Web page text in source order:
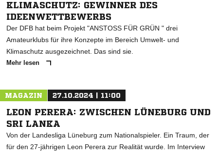
KLIMASCHUTZ: GEWINNER DES
IDEENWETTBEWERBS
Der DFB hat beim Projekt "ANSTOSS FÜR GRÜN " drei
Amateurklubs für ihre Konzepte im Bereich Umwelt- und
Klimaschutz ausgezeichnet. Das sind sie.
Mehr lesen
MAGAZIN 27.10.2024 | 11:00
LEON PERERA: ZWISCHEN LÜNEBURG UND
SRI LANKA
Von der Landesliga Lüneburg zum Nationalspieler. Ein Traum, der
für den 27-jährigen Leon Perera zur Realität wurde. Im Interview